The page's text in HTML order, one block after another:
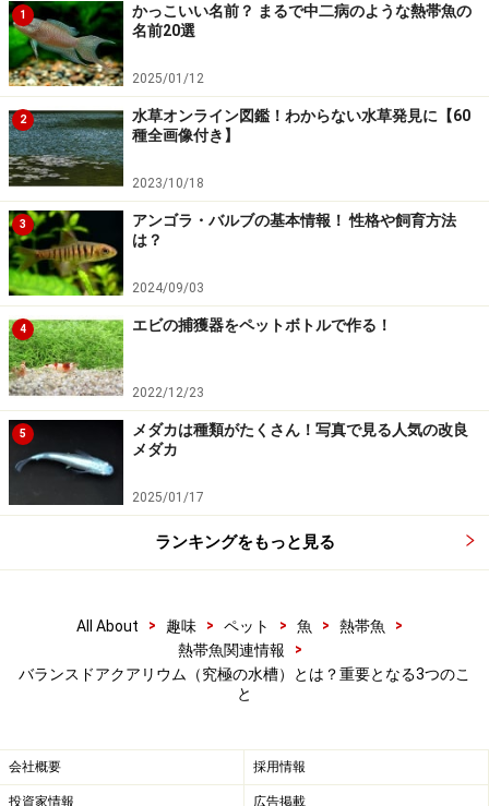
素晴らしいアクアリウムを作るために
コンラート・ローレンツ（Konrad Lorenz）博士は、
「アクアリウムは、一つの世界である。なぜならそこで
は、自然の池や湖と同じく、いや結局はこの全地球上に
おけるのとおなじく、動物と植物が一つの生物学的な平
衡のもとで生活しているからである」
と述べています。
正に、その通りだと思います。究極的には、アクアリウ
ムの目指す地点は、そこにこそあると思います。このよ
うな生物学的な平衡がとれたものが、バランスドアクア
リウムなのです。しかし、私達の家庭にある水槽でこれ
を再現することは、かなり困難とも言えます。また、そ
れを制作維持するためには、生物学的な知識と経験、優
れた観察眼が必要になります。
あくまでそれを理想として、水槽内での生態系を理解し
た上で、物質循環の大まかな流れを把握し、より近い環
境を目指すことによって、素晴らしいアクアリウムがで
きあがることでしょう。そして、いつも気遣っていて下
を紹介
1
かっこいい名前？ まるで中二病のような熱帯魚の
名前20選
2025/01/12
2
水草オンライン図鑑！わからない水草発見に【60
種全画像付き】
2023/10/18
3
アンゴラ・バルブの基本情報！ 性格や飼育方法
は？
2024/09/03
4 エビの捕獲器をペットボトルで作る！
2022/12/23
5
メダカは種類がたくさん！写真で見る人気の改良
メダカ
2025/01/17
ランキングをもっと見る
All About > 趣味 > ペット > 魚 > 熱帯魚
>
熱帯魚関連情報
>
バランスドアクアリウム（究極の水槽）とは？重要となる3つのこ
と
会社概要 採用情報
投資家情報 広告掲載